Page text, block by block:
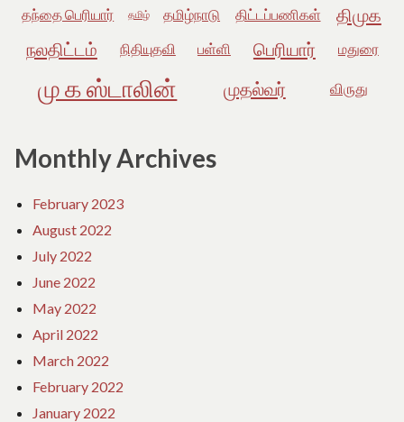
தந்தை பெரியார் தமிழ் தமிழ்நாடு திட்டப்பணிகள்
திமுக
நலதிட்டம்
நிதியுதவி பள்ளி பெரியார் மதுரை
மு க ஸ்டாலின் முதல்வர் விருது
Monthly Archives
February 2023
August 2022
July 2022
June 2022
May 2022
April 2022
March 2022
February 2022
January 2022